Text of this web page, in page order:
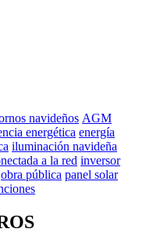
navideños AGM
energética energía
iluminación navideña
a la red inversor
obra pública panel solar